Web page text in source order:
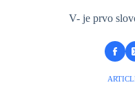
V- je prvo